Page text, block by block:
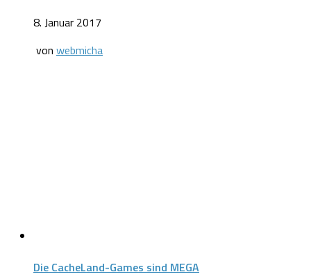
8. Januar 2017
von webmicha
Die CacheLand-Games sind MEGA